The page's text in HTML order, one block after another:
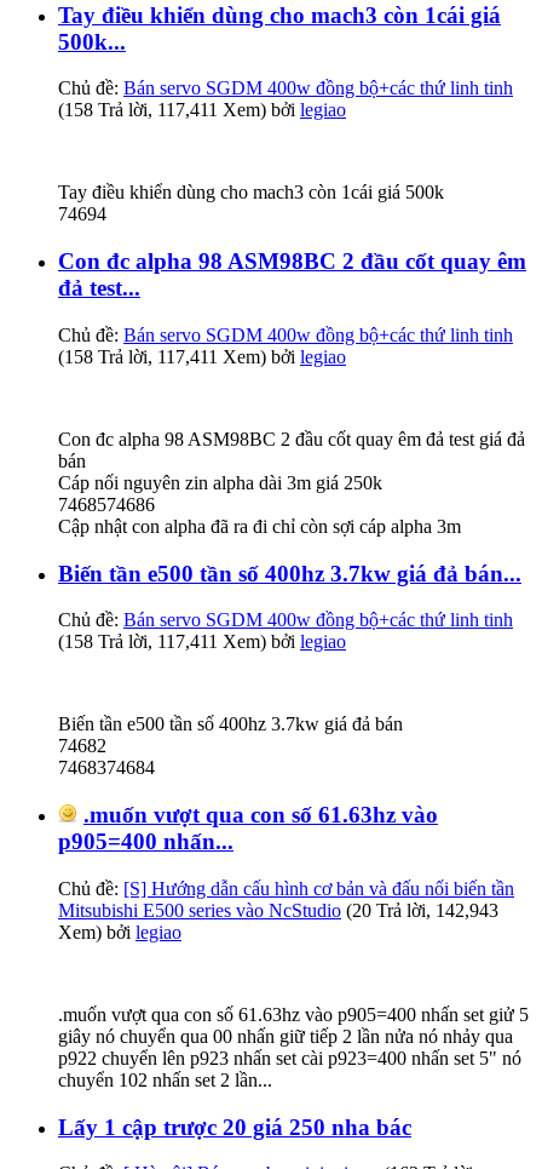
Tay điều khiển dùng cho mach3 còn 1cái giá
500k...
Chủ đề: Bán servo SGDM 400w đồng bộ+các thứ linh tinh
(158 Trả lời, 117,411 Xem) bởi legiao
Tay điều khiển dùng cho mach3 còn 1cái giá 500k
74694
Con đc alpha 98 ASM98BC 2 đầu cốt quay êm
đả test...
Chủ đề: Bán servo SGDM 400w đồng bộ+các thứ linh tinh
(158 Trả lời, 117,411 Xem) bởi legiao
Con đc alpha 98 ASM98BC 2 đầu cốt quay êm đả test giá đả
bán
Cáp nối nguyên zin alpha dài 3m giá 250k
7468574686
Cập nhật con alpha đã ra đi chỉ còn sợi cáp alpha 3m
Biến tần e500 tần số 400hz 3.7kw giá đả bán...
Chủ đề: Bán servo SGDM 400w đồng bộ+các thứ linh tinh
(158 Trả lời, 117,411 Xem) bởi legiao
Biến tần e500 tần số 400hz 3.7kw giá đả bán
74682
7468374684
.muốn vượt qua con số 61.63hz vào
p905=400 nhấn...
Chủ đề: [S] Hướng dẫn cấu hình cơ bản và đấu nối biến tần
Mitsubishi E500 series vào NcStudio (20 Trả lời, 142,943
Xem) bởi legiao
.muốn vượt qua con số 61.63hz vào p905=400 nhấn set giử 5
giây nó chuyển qua 00 nhấn giữ tiếp 2 lần nửa nó nhảy qua
p922 chuyển lên p923 nhấn set cài p923=400 nhấn set 5" nó
chuyển 102 nhấn set 2 lần...
Lấy 1 cập trược 20 giá 250 nha bác